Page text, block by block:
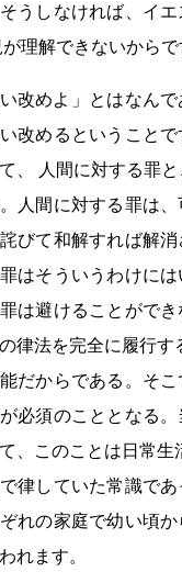
うしなければ、イエ
理解できないからで
改めよ」とはなんで
改めるということで
、 人間に対する罪
人間に対する罪は
びて和解すれば解消
はそういうわけには
は避けることができ
律法を完全に履行す
だからである。そ
必須のこととなる
、このことは日常生
律していた常識で
れの家庭で幼い頃
れます。